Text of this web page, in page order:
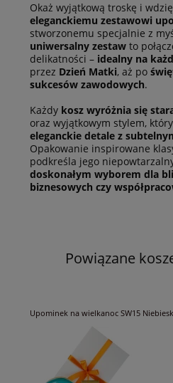
Okaż wyjątkową troskę i
eleganckiemu zestawowi
stworzonemu specjalnie z
uniwersalny zestaw to
delikatności – idealny na
przez Dzień Matki, aż po
sukcesów zawodowych.
Każdy kosz wyróżnia się
oraz wyjątkowym stylem,
eleganckie detale z
Opakowanie inspirowane
podkreśla jego
doskonałym wyborem dla
biznesowych czy
Powiązane
Upominek na wielkanoc SW15